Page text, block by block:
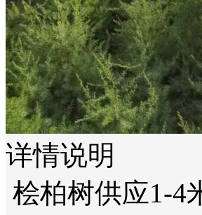
详情说明
桧柏树供应1-4